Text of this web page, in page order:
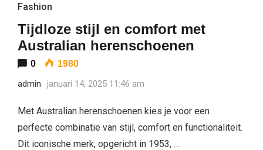
Fashion
Tijdloze stijl en comfort met
Australian herenschoenen
0 1980
admin januari 14, 2025 11:46 am
Met Australian herenschoenen kies je voor een
perfecte combinatie van stijl, comfort en functionaliteit.
Dit iconische merk, opgericht in 1953, …